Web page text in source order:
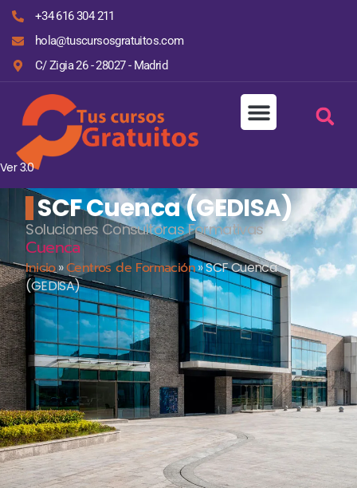
+34 616 304 211
hola@tuscursosgratuitos.com
C/ Zigia 26 - 28027 - Madrid
Ver 3.0
SCF Cuenca (GEDISA)
Soluciones Consultoras Formativas
Cuenca
Inicio»Centros de Formación»SCF Cuenca
(GEDISA)